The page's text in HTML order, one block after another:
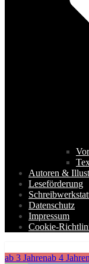
Autoren &
Leseförderung
Datenschutz
Impressum
Cookie-
ab 3 Jahrenab 4